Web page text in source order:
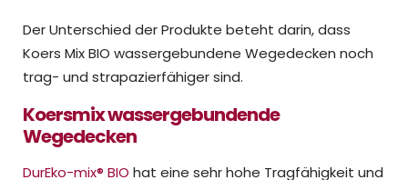
Der Unterschied der Produkte beteht darin, dass
Koers Mix BIO wassergebundene Wegedecken noch
trag- und strapazierfähiger sind.
Koersmix wassergebundende
Wegedecken
DurEko-mix® BIO hat eine sehr hohe Tragfähigkeit und